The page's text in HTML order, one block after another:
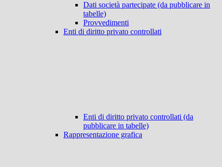
Dati società partecipate (da pubblicare in
tabelle)
Provvedimenti
Enti di diritto privato controllati
Enti di diritto privato controllati (da
pubblicare in tabelle)
Rappresentazione grafica